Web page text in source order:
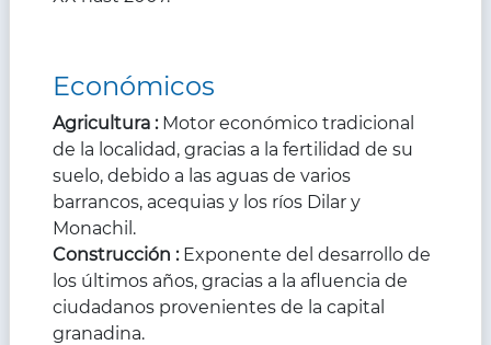
Económicos
Agricultura :Motor económico tradicional
de la localidad, gracias a la fertilidad de su
suelo, debido a las aguas de varios
barrancos, acequias y los ríos Dilar y
Monachil.
Construcción : Exponente del desarrollo de
los últimos años, gracias a la afluencia de
ciudadanos provenientes de la capital
granadina.